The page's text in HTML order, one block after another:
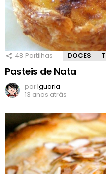
48 Partilhas DOCES
Pasteis de Nata
porIguaria
13 anos atrás